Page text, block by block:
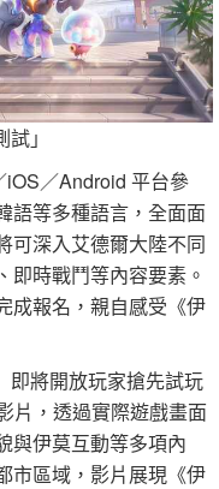
」
／Android 平台參
語等多種語言，全面面
可深入艾德爾大陸不同
即時戰鬥等內容要素。
成報名，親自感受《伊
即將開放玩家搶先試玩
，透過實際遊戲畫面
與伊莫互動等多項內
市區域，影片展現《伊